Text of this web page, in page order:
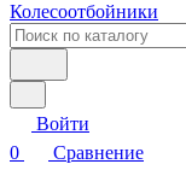
Колесоотбойники
Войти
0
Сравнение